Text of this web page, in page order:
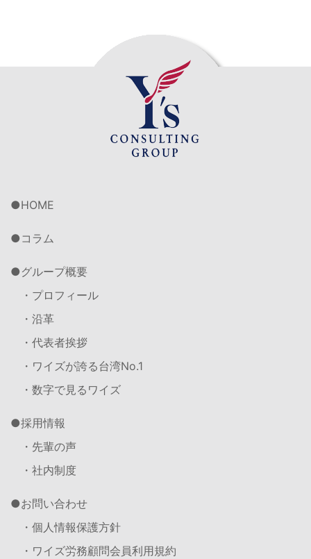
HOME
コラム
グループ概要
・プロフィール
・沿革
・代表者挨拶
・ワイズが誇る台湾No.1
・数字で見るワイズ
採用情報
・先輩の声
・社内制度
お問い合わせ
・個人情報保護方針
・ワイズ労務顧問会員利用規約